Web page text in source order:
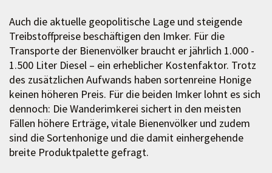
Auch die aktuelle geopolitische Lage und steigende
Treibstoffpreise beschäftigen den Imker. Für die
Transporte der Bienenvölker braucht er jährlich 1.000 -
1.500 Liter Diesel – ein erheblicher Kostenfaktor. Trotz
des zusätzlichen Aufwands haben sortenreine Honige
keinen höheren Preis. Für die beiden Imker lohnt es sich
dennoch: Die Wanderimkerei sichert in den meisten
Fällen höhere Erträge, vitale Bienenvölker und zudem
sind die Sortenhonige und die damit einhergehende
breite Produktpalette gefragt.